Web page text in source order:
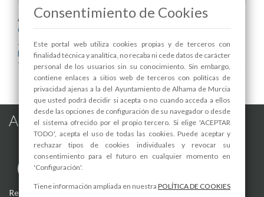
Areas relacionadas:
Cultura y Patrimonio
Juventud
Museo
Turismo
Alhama de Murcia en las Redes
Registro de actividades de tratamiento -Aviso Legal-Política de
Consentimiento de Cookies
Este portal web utiliza cookies propias y de terceros con
finalidad técnica y analítica, no recaba ni cede datos de carácter
personal de los usuarios sin su conocimiento. Sin embargo,
contiene enlaces a sitios web de terceros con políticas de
privacidad ajenas a la del Ayuntamiento de Alhama de Murcia
que usted podrá decidir si acepta o no cuando acceda a ellos
desde las opciones de configuración de su navegador o desde
el sistema ofrecido por el propio tercero. Si elige 'ACEPTAR
TODO', acepta el uso de todas las cookies. Puede aceptar y
rechazar tipos de cookies individuales y revocar su
consentimiento para el futuro en cualquier momento en
'Configuración'.
Tiene información ampliada en nuestra POLÍTICA DE COOKIES